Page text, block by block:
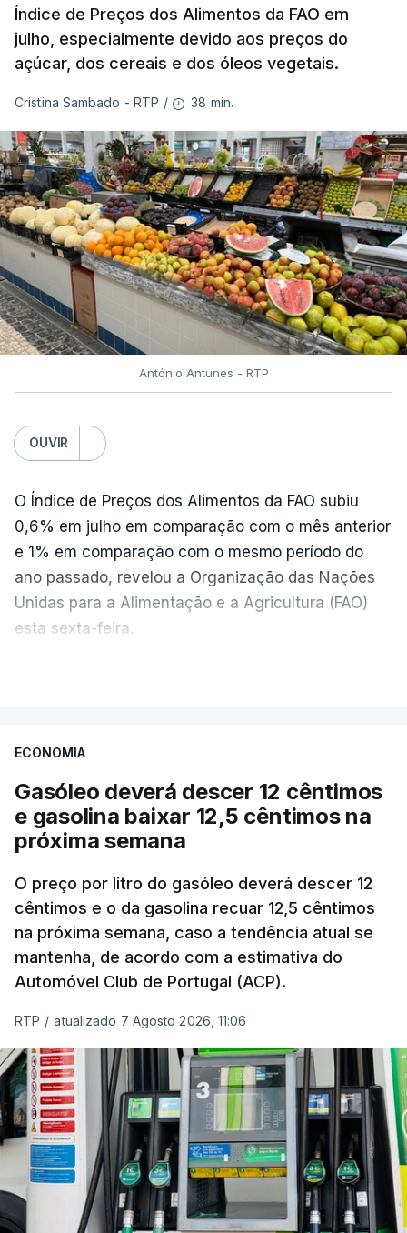
Índice de Preços dos Alimentos da FAO em
julho, especialmente devido aos preços do
açúcar, dos cereais e dos óleos vegetais.
Cristina Sambado - RTP / 38 min.
António Antunes - RTP
OUVIR
O Índice de Preços dos Alimentos da FAO subiu
0,6% em julho em comparação com o mês anterior
e 1% em comparação com o mesmo período do
ano passado, revelou a Organização das Nações
Unidas para a Alimentação e a Agricultura (FAO)
esta sexta-feira.
com ondas de calor no Verão e conflitos na
Ucrânia e no Médio Oriente a elevar os
custos das colheitas.
O índice, que acompanha as variações mensais
de um cabaz de produtos alimentares
comercializados internacionalmente, subiu para
131,1 pontos em julho, face aos 130,3 de junho.
O aumento dos preços dos alimentos básicos
nas prateleiras nos meses seguintes, à medida
que os fornecedores repercutem os seus
custos nos consumidores.
Em julho, o aumento esteve associado aos preços
do açúcar (+5,6%), dos cereais (+3,4%) e dos
óleos vegetais (+2%).
ECONOMIA
Gasóleo deverá descer 12 cêntimos
e gasolina baixar 12,5 cêntimos na
próxima semana
O preço por litro do gasóleo deverá descer 12
cêntimos e o da gasolina recuar 12,5 cêntimos
na próxima semana, caso a tendência atual se
mantenha, de acordo com a estimativa do
Automóvel Club de Portugal (ACP).
RTP / atualizado 7 Agosto 2026, 11:06